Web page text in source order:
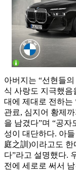
아버지는 “선현들
식 사랑도 지극했음
대에 제대로 전하는
관료, 심지어 황제
을 남겼다”며 “공자
성이 대단하다. 아
庭之訓)이라고도 한
다”라고 설명했다.
전에 세로로 써서